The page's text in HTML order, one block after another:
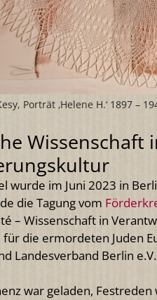
Porträt ‚Helene H.‘ 1897 –
Wissenschaft
wurde im Juni 2023 in
die Tagung vom
– Wissenschaft in
die ermordeten Juden
Landesverband Berlin
war geladen,